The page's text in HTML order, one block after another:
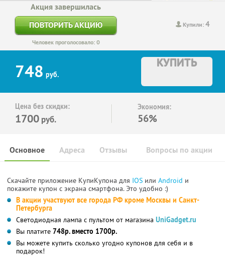
Купили:4
Акция завершилась
ПОВТОРИТЬ АКЦИЮ
Человек проголосовало: 0
748 руб.
КУПИТЬ
Цена без скидки:
1700 руб.
Экономия:
56%
Основное Отзывы Вопросы по акции
Адреса
Скачайте приложение КупиКупона для IOS или Android и
покажите купон с экрана смартфона. Это удобно :)
В акции участвуют все города РФ кроме Москвы и Санкт-
Петербурга
Светодиодная лампа с пультом от магазина UniGadget.ru
Вы платите 748р. вместо 1700р.
Вы можете купить сколько угодно купонов для себя и в
подарок!